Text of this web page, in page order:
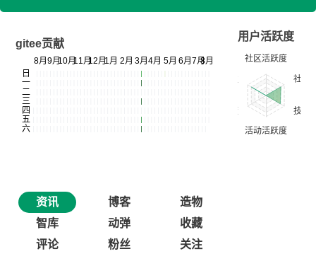
gitee贡献
用户活跃度
资讯 博客
造物
智库
动弹
收藏
评论
粉丝 关注